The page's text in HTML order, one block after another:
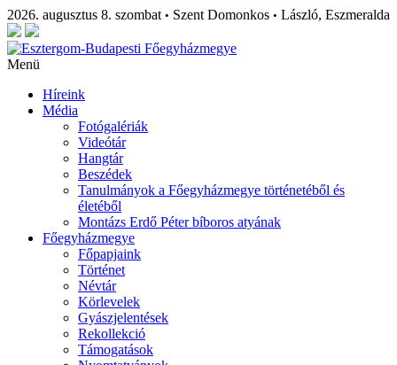
2026. augusztus 8. szombat • Szent Domonkos • László, Eszmeralda
Menü
Híreink
Média
Fotógalériák
Videótár
Hangtár
Beszédek
Tanulmányok a Főegyházmegye történetéből és
életéből
Montázs Erdő Péter bíboros atyának
Főegyházmegye
Főpapjaink
Történet
Névtár
Körlevelek
Gyászjelentések
Rekollekció
Támogatások